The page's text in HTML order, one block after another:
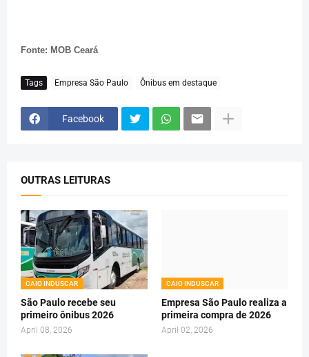
Fonte: MOB Ceará
Tags Empresa São Paulo Ônibus em destaque
Facebook
OUTRAS LEITURAS
CAIO INDUSCAR
São Paulo recebe seu
primeiro ônibus 2026
April 08, 2026
CAIO INDUSCAR
Empresa São Paulo realiza a
primeira compra de 2026
April 02, 2026